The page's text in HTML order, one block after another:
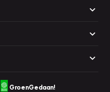
GroenGedaan!